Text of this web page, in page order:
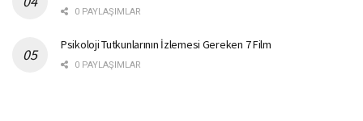
0 PAYLAŞIMLAR
Psikoloji Tutkunlarının İzlemesi Gereken 7 Film
0 PAYLAŞIMLAR